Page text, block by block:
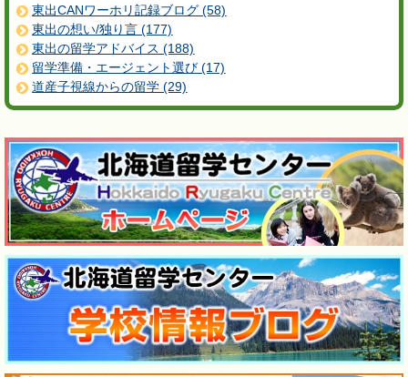
東出CANワーホリ記録ブログ (58)
東出の想い/独り言 (177)
東出の留学アドバイス (188)
留学準備・エージェント選び (17)
道産子視線からの留学 (29)